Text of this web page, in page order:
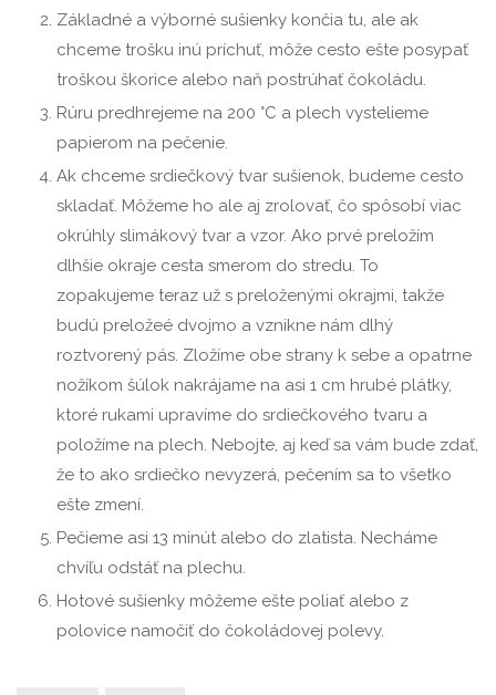
Základné a výborné sušienky končia tu, ale ak
chceme trošku inú príchuť, môže cesto ešte posypať
troškou škorice alebo naň postrúhať čokoládu.
Rúru predhrejeme na 200 °C a plech vystelieme
papierom na pečenie.
Ak chceme srdiečkový tvar sušienok, budeme cesto
skladať. Môžeme ho ale aj zrolovať, čo spôsobí viac
okrúhly slimákový tvar a vzor. Ako prvé preložím
dlhšie okraje cesta smerom do stredu. To
zopakujeme teraz už s preloženými okrajmi, takže
budú preložeé dvojmo a vznikne nám dlhý
roztvorený pás. Zložíme obe strany k sebe a opatrne
nožíkom šúlok nakrájame na asi 1 cm hrubé plátky,
ktoré rukami upravíme do srdiečkového tvaru a
položíme na plech. Nebojte, aj keď sa vám bude zdať,
že to ako srdiečko nevyzerá, pečením sa to všetko
ešte zmení.
Pečieme asi 13 minút alebo do zlatista. Necháme
chvíľu odstáť na plechu.
Hotové sušienky môžeme ešte poliať alebo z
polovice namočiť do čokoládovej polevy.